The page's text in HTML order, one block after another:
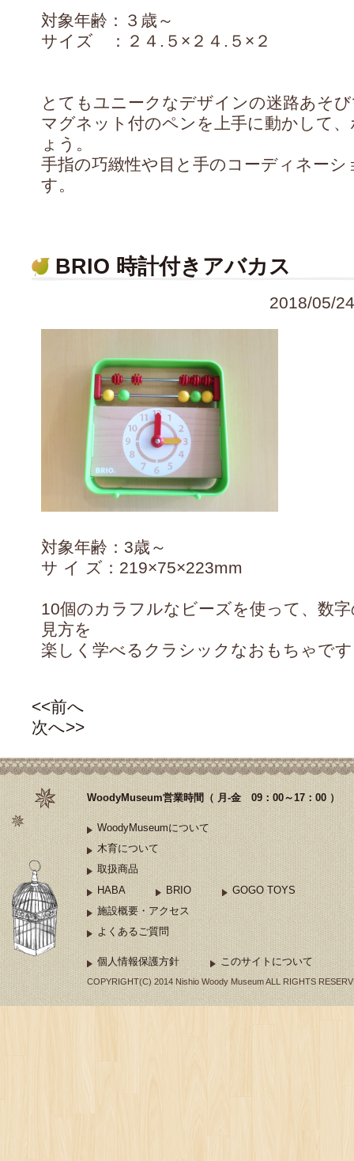
対象年齢：３歳～
サイズ ：２４.５×２４.５×２
とてもユニークなデザインの迷路あそ
マグネット付のペンを上手に動かして
ょう。
手指の巧緻性や目と手のコーディネーシ
す。
BRIO 時計付きアバカス
2018/05/
対象年齢：3歳～
サ イ ズ：219×75×223mm
10個のカラフルなビーズを使って、数
見方を
楽しく学べるクラシックなおもちゃで
<<前へ
次へ>>
WoodyMuseum営業時間（ 月-金 09：00～17：00 ）
WoodyMuseumについて
木育について
取扱商品
HABA
BRIO
GOGO TOYS
施設概要・アクセス
よくあるご質問
個人情報保護方針 このサイトについて
COPYRIGHT(C) 2014 Nishio Woody Museum ALL RIGHTS